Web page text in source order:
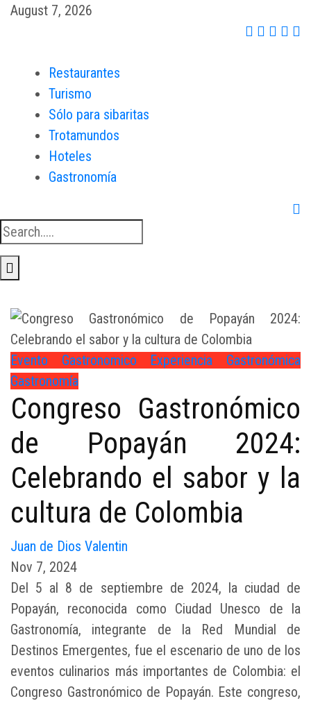
August 7, 2026
Restaurantes
Turismo
Sólo para sibaritas
Trotamundos
Hoteles
Gastronomía
Evento Gastronomico Experiencia Gastronómica
Gastronomía
Congreso Gastronómico
de Popayán 2024:
Celebrando el sabor y la
cultura de Colombia
Juan de Dios Valentin
Nov 7, 2024
Del 5 al 8 de septiembre de 2024, la ciudad de
Popayán, reconocida como Ciudad Unesco de la
Gastronomía, integrante de la Red Mundial de
Destinos Emergentes, fue el escenario de uno de los
eventos culinarios más importantes de Colombia: el
Congreso Gastronómico de Popayán. Este congreso,